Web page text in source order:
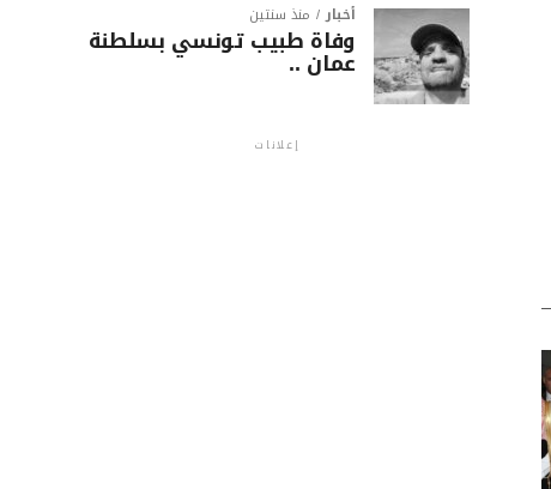
أخبار منذ سنتين
وفاة طبيب تونسي بسلطنة
عمان ..
إعلانات